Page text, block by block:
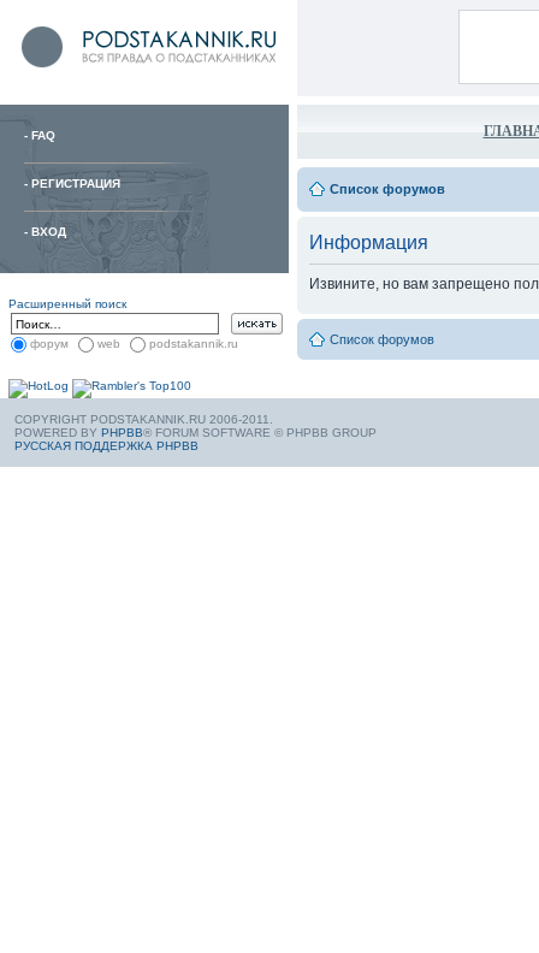
- FAQ
- РЕГИСТРАЦИЯ
- ВХОД
Расширенный поиск
форум web podstakannik.ru
Список форумов
Информация
Извините, но вам запрещено
Список форумов
COPYRIGHT PODSTAKANNIK.RU 2006-2011.
POWERED BY PHPBB® FORUM SOFTWARE © PHPBB GROUP
РУССКАЯ ПОДДЕРЖКА PHPBB